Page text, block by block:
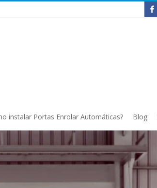
instalar Portas Enrolar Automáticas? Blog